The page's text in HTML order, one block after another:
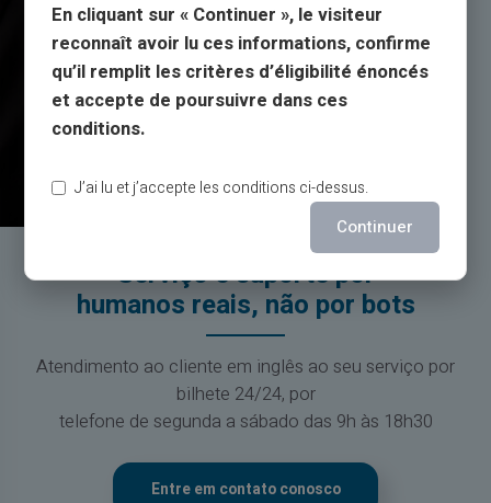
Serviço e suporte por
humanos reais, não por bots
Atendimento ao cliente em inglês ao seu serviço por
bilhete 24/24, por
telefone de segunda a sábado das 9h às 18h30
Entre em contato conosco
En cliquant sur « Continuer », le visiteur
reconnaît avoir lu ces informations, confirme
qu’il remplit les critères d’éligibilité énoncés
et accepte de poursuivre dans ces
conditions.
J’ai lu et j’accepte les conditions ci-dessus.
Continuer